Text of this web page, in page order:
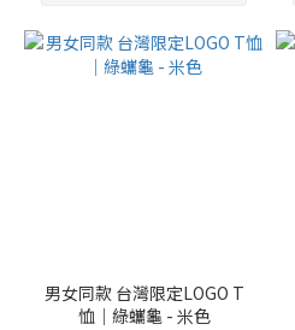
男女同款 台灣限定LOGO T
恤｜綠蠵龜 - 米色